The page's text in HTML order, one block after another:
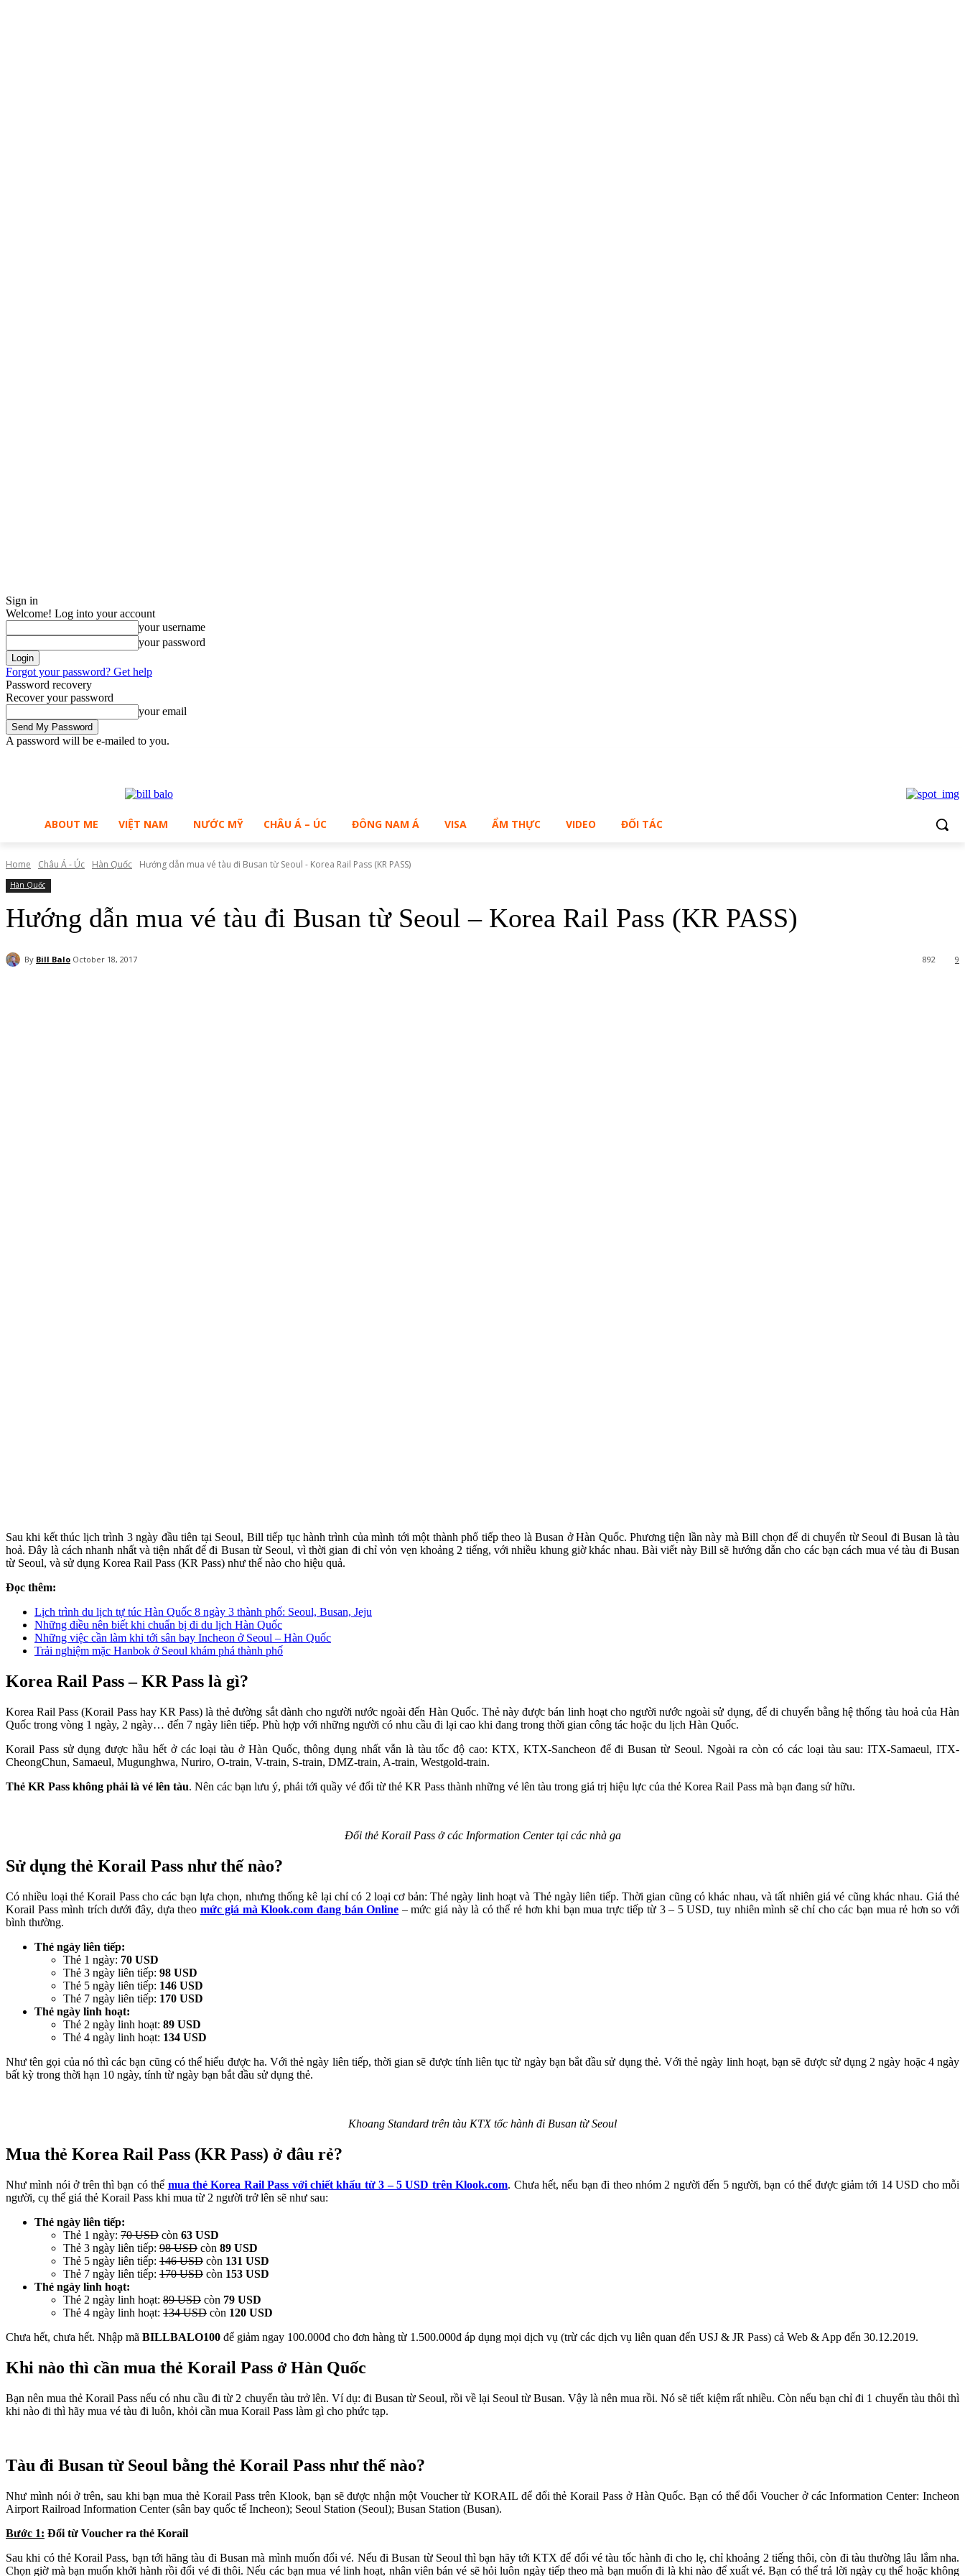
Sign in
Welcome! Log into your account
your username
your password
Forgot your password? Get help
Password recovery
Recover your password
your email
A password will be e-mailed to you.
ABOUT ME VIỆT NAM NƯỚC MỸ CHÂU Á – ÚC ĐÔNG NAM Á VISA ẨM THỰC VIDEO ĐỐI TÁC
Home Châu Á - Úc Hàn Quốc Hướng dẫn mua vé tàu đi Busan từ Seoul - Korea Rail Pass (KR PASS)
Hàn Quốc
Hướng dẫn mua vé tàu đi Busan từ Seoul – Korea Rail Pass (KR PASS)
By Bill Balo October 18, 2017 9
892
Sau khi kết thúc lịch trình 3 ngày đầu tiên tại Seoul, Bill tiếp tục hành trình của mình tới một thành phố tiếp theo là Busan ở Hàn Quốc. Phương tiện lần này mà Bill chọn để di chuyển từ Seoul đi Busan là tàu
hoả. Đây là cách nhanh nhất và tiện nhất để đi Busan từ Seoul, vì thời gian đi chỉ vỏn vẹn khoảng 2 tiếng, với nhiều khung giờ khác nhau. Bài viết này Bill sẽ hướng dẫn cho các bạn cách mua vé tàu đi Busan
từ Seoul, và sử dụng Korea Rail Pass (KR Pass) như thế nào cho hiệu quả.
Đọc thêm:
Lịch trình du lịch tự túc Hàn Quốc 8 ngày 3 thành phố: Seoul, Busan, Jeju
Những điều nên biết khi chuẩn bị đi du lịch Hàn Quốc
Những việc cần làm khi tới sân bay Incheon ở Seoul – Hàn Quốc
Trải nghiệm mặc Hanbok ở Seoul khám phá thành phố
Korea Rail Pass – KR Pass là gì?
Korea Rail Pass (Korail Pass hay KR Pass) là thẻ đường sắt dành cho người nước ngoài đến Hàn Quốc. Thẻ này được bán linh hoạt cho người nước ngoài sử dụng, để di chuyển bằng hệ thống tàu hoả của Hàn
Quốc trong vòng 1 ngày, 2 ngày… đến 7 ngày liên tiếp. Phù hợp với những người có nhu cầu đi lại cao khi đang trong thời gian công tác hoặc du lịch Hàn Quốc.
Korail Pass sử dụng được hầu hết ở các loại tàu ở Hàn Quốc, thông dụng nhất vẫn là tàu tốc độ cao: KTX, KTX-Sancheon để đi Busan từ Seoul. Ngoài ra còn có các loại tàu sau: ITX-Samaeul, ITX-
CheongChun, Samaeul, Mugunghwa, Nuriro, O-train, V-train, S-train, DMZ-train, A-train, Westgold-train.
Thẻ KR Pass không phải là vé lên tàu. Nên các bạn lưu ý, phải tới quầy vé đổi từ thẻ KR Pass thành những vé lên tàu trong giá trị hiệu lực của thẻ Korea Rail Pass mà bạn đang sử hữu.
Đổi thẻ Korail Pass ở các Information Center tại các nhà ga
Sử dụng thẻ Korail Pass như thế nào?
Có nhiều loại thẻ Korail Pass cho các bạn lựa chọn, nhưng thống kê lại chỉ có 2 loại cơ bản: Thẻ ngày linh hoạt và Thẻ ngày liên tiếp. Thời gian cũng có khác nhau, và tất nhiên giá vé cũng khác nhau. Giá thẻ
Korail Pass mình trích dưới đây, dựa theo mức giá mà Klook.com đang bán Online – mức giá này là có thể rẻ hơn khi bạn mua trực tiếp từ 3 – 5 USD, tuy nhiên mình sẽ chỉ cho các bạn mua rẻ hơn so với
bình thường.
Thẻ ngày liên tiếp:
Thẻ 1 ngày: 70 USD
Thẻ 3 ngày liên tiếp: 98 USD
Thẻ 5 ngày liên tiếp: 146 USD
Thẻ 7 ngày liên tiếp: 170 USD
Thẻ ngày linh hoạt:
Thẻ 2 ngày linh hoạt: 89 USD
Thẻ 4 ngày linh hoạt: 134 USD
Như tên gọi của nó thì các bạn cũng có thể hiểu được ha. Với thẻ ngày liên tiếp, thời gian sẽ được tính liên tục từ ngày bạn bắt đầu sử dụng thẻ. Với thẻ ngày linh hoạt, bạn sẽ được sử dụng 2 ngày hoặc 4 ngày
bất kỳ trong thời hạn 10 ngày, tính từ ngày bạn bắt đầu sử dụng thẻ.
Khoang Standard trên tàu KTX tốc hành đi Busan từ Seoul
Mua thẻ Korea Rail Pass (KR Pass) ở đâu rẻ?
Như mình nói ở trên thì bạn có thể mua thẻ Korea Rail Pass với chiết khấu từ 3 – 5 USD trên Klook.com. Chưa hết, nếu bạn đi theo nhóm 2 người đến 5 người, bạn có thể được giảm tới 14 USD cho mỗi
người, cụ thể giá thẻ Korail Pass khi mua từ 2 người trở lên sẽ như sau:
Thẻ ngày liên tiếp:
Thẻ 1 ngày: 70 USD còn 63 USD
Thẻ 3 ngày liên tiếp: 98 USD còn 89 USD
Thẻ 5 ngày liên tiếp: 146 USD còn 131 USD
Thẻ 7 ngày liên tiếp: 170 USD còn 153 USD
Thẻ ngày linh hoạt:
Thẻ 2 ngày linh hoạt: 89 USD còn 79 USD
Thẻ 4 ngày linh hoạt: 134 USD còn 120 USD
Chưa hết, chưa hết. Nhập mã BILLBALO100 để giảm ngay 100.000đ cho đơn hàng từ 1.500.000đ áp dụng mọi dịch vụ (trừ các dịch vụ liên quan đến USJ & JR Pass) cả Web & App đến 30.12.2019.
Khi nào thì cần mua thẻ Korail Pass ở Hàn Quốc
Bạn nên mua thẻ Korail Pass nếu có nhu cầu đi từ 2 chuyến tàu trở lên. Ví dụ: đi Busan từ Seoul, rồi về lại Seoul từ Busan. Vậy là nên mua rồi. Nó sẽ tiết kiệm rất nhiều. Còn nếu bạn chỉ đi 1 chuyến tàu thôi thì
khi nào đi thì hãy mua vé tàu đi luôn, khỏi cần mua Korail Pass làm gì cho phức tạp.
Tàu đi Busan từ Seoul bằng thẻ Korail Pass như thế nào?
Như mình nói ở trên, sau khi bạn mua thẻ Korail Pass trên Klook, bạn sẽ được nhận một Voucher từ KORAIL để đổi thẻ Korail Pass ở Hàn Quốc. Bạn có thể đổi Voucher ở các Information Center: Incheon
Airport Railroad Information Center (sân bay quốc tế Incheon); Seoul Station (Seoul); Busan Station (Busan).
Bước 1: Đổi từ Voucher ra thẻ Korail
Sau khi có thẻ Korail Pass, bạn tới hãng tàu đi Busan mà mình muốn đổi vé. Nếu đi Busan từ Seoul thì bạn hãy tới KTX để đổi vé tàu tốc hành đi cho lẹ, chỉ khoảng 2 tiếng thôi, còn đi tàu thường lâu lắm nha.
Chọn giờ mà bạn muốn khởi hành rồi đổi vé đi thôi. Nếu các bạn mua vé linh hoạt, nhân viên bán vé sẽ hỏi luôn ngày tiếp theo mà bạn muốn đi là khi nào để xuất vé. Bạn có thể trả lời ngày cụ thể hoặc không